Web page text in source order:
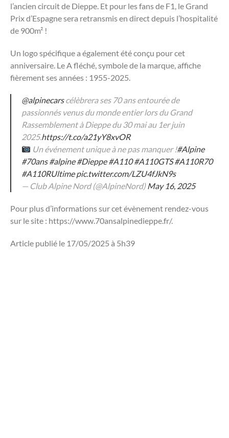
l’ancien circuit de Dieppe. Et pour les fans de F1, le Grand
Prix d’Espagne sera retransmis en direct depuis l’hospitalité
de 900m² !
Un logo spécifique a également été conçu pour cet
anniversaire. Le A fléché, symbole de la marque, affiche
fièrement ses années : 1955-2025.
@alpinecarscélèbrera ses 70 ans entourée de
passionnés venus du monde entier lors du Grand
Rassemblement à Dieppe du 30 mai au 1er juin
2025.https://t.co/a21yY8xvOR
Un événement unique à ne pas manquer !#Alpine
#70ans #alpine #Dieppe #A110 #A110GTS #A110R70
#A110RUltime pic.twitter.com/LZU4fJkN9s
— Club Alpine Nord (@AlpineNord)May 16, 2025
Pour plus d’informations sur cet évènement rendez-vous
sur le site : https://www.70ansalpinedieppe.fr/.
Article publié le 17/05/2025 à 5h39